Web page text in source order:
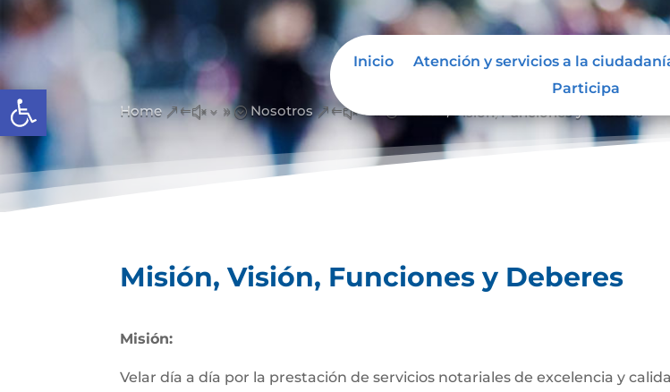
Abrir barra de herramientas
Inicio Atención y servicios a la
Participa
Home &#x39; Nosotros &#x39;
Misión, Visión, Funciones y Deberes
Misión:
Velar día a día por la prestación de servicios notariales de excelencia y